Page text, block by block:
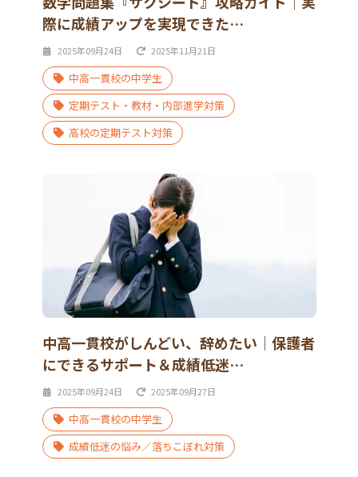
際に成績アップを実現できた…
2025年09月24日 2025年11月21日
中高一貫校の中学生
定期テスト・教材・内部進学対策
高校の定期テスト対策
中高一貫校がしんどい、辞めたい｜保護者
にできるサポート＆成績低迷…
2025年09月24日 2025年09月27日
中高一貫校の中学生
成績低迷の悩み／落ちこぼれ対策